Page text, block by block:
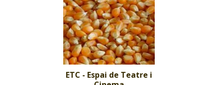
ETC - Espai de Teatre i